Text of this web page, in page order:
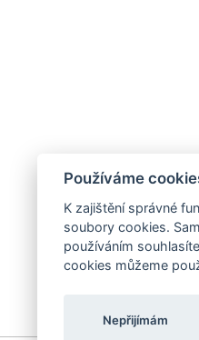
Používáme
K zajištění správné
soubory cookies.
používáním
cookies můžeme
Nepřijímám